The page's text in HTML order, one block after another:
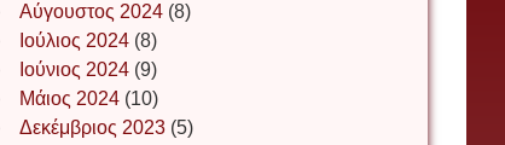
Ιωάννης Σ. Παπαφλωράτος
Αύγουστος 2024 (8)
Ιούλιος 2024 (8)
Ιούνιος 2024 (9)
Μάιος 2024 (10)
Δεκέμβριος 2023 (5)